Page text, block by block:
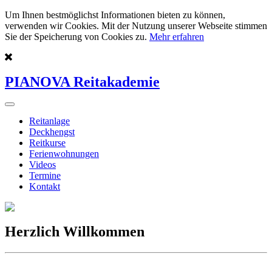
Um Ihnen bestmöglichst Informationen bieten zu können,
verwenden wir Cookies. Mit der Nutzung unserer Webseite stimmen
Sie der Speicherung von Cookies zu. Mehr erfahren
PIANOVA Reitakademie
Reitanlage
Deckhengst
Reitkurse
Ferienwohnungen
Videos
Termine
Kontakt
Herzlich Willkommen